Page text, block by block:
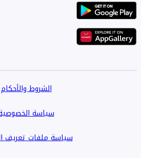
الشروط والأحكام
سياسة
سياسة ملفات تعريف